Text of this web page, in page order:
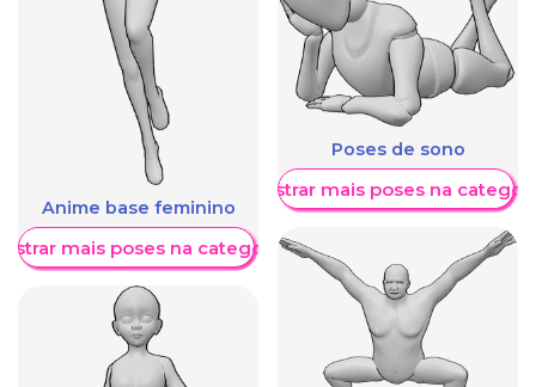
Anime base feminino
mais poses na categoria
Poses de sono
Mostrar mais poses na